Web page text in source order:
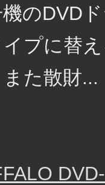
機のDVD
プに替
た散財...